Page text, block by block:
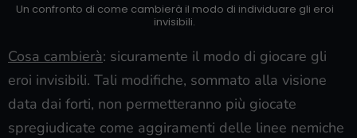
Un confronto di come cambierà il modo di individuare gli eroi
invisibili.
Cosa cambierà: sicuramente il modo di giocare gli
eroi invisibili. Tali modifiche, sommato alla visione
data dai forti, non permetteranno più giocate
spregiudicate come aggiramenti delle linee nemiche